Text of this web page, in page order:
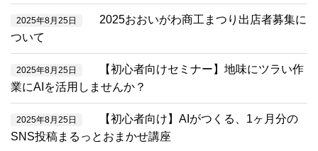
2025年8月25日
2025おおいがわ商工まつり出店者募集に
ついて
2025年8月25日
【初心者向けセミナー】地味にツラい作
業にAIを活用しませんか？
2025年8月25日
【初心者向け】AIがつくる、1ヶ月分の
SNS投稿まるっとおまかせ講座